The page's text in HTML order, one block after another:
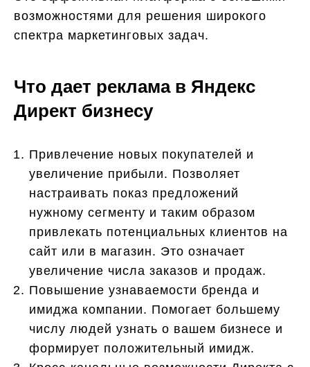
возможностями для решения широкого
спектра маркетинговых задач.
Что дает реклама в Яндекс
Директ бизнесу
Привлечение новых покупателей и
увеличение прибыли. Позволяет
настраивать показ предложений
нужному сегменту и таким образом
привлекать потенциальных клиентов на
сайт или в магазин. Это означает
увеличение числа заказов и продаж.
Повышение узнаваемости бренда и
имиджа компании. Помогает большему
числу людей узнать о вашем бизнесе и
формирует положительный имидж.